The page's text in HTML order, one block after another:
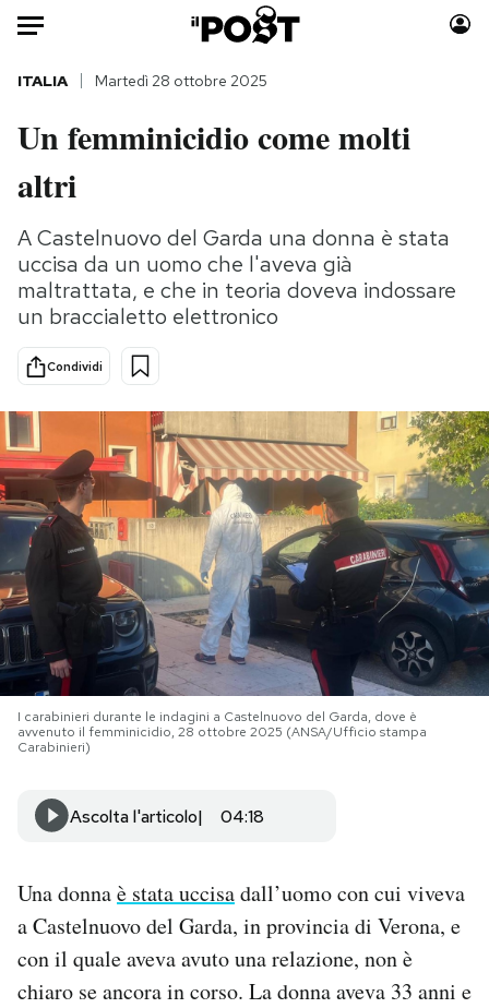
Auto
HOME
Italia
Politica
Tecnologia
Internet
Cultura
Consumismi
Storie/Idee
Mondiali calcio 2026
PODCAST
NEWSLETTER
I MIEI PREFERITI
SHOP
CALENDARIO
AREA PERSONALE
Area Personale
Newsletter
Notifiche mobile
ITALIA Martedì 28 ottobre 2025
Un femminicidio come molti
altri
A Castelnuovo del Garda una donna è stata
uccisa da un uomo che l'aveva già
maltrattata, e che in teoria doveva indossare
un braccialetto elettronico
Condividi
I carabinieri durante le indagini a Castelnuovo del Garda, dove è
avvenuto il femminicidio, 28 ottobre 2025 (ANSA/Ufficio stampa
Carabinieri)
Ascolta l'articolo 04:18
Una donnaè stata uccisadall’uomo con cui viveva
a Castelnuovo del Garda, in provincia di Verona, e
con il quale aveva avuto una relazione, non è
chiaro se ancora in corso. La donna aveva 33 anni e